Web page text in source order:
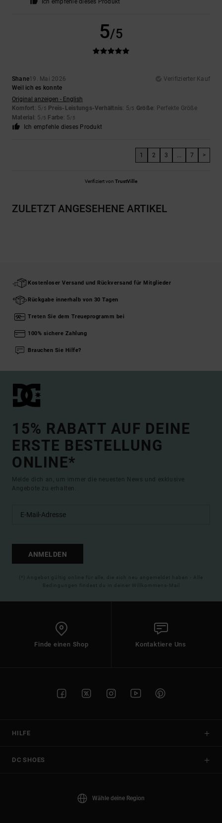
Ich empfehle dieses Produkt
5/5
Shane19. Mai 2026
Verifizierter Kauf
Weil ich es konnte
Original anzeigen - English
Komfort: 5/5 Preis-Leistungs-Verhältnis: 5/5 Größe: Perfekte Größe
Material : 5 /5 Farbe: 5/5
Ich empfehle dieses Produkt
1 2 3 ... 7 >
Verifiziert von TrustVille
ZULETZT ANGESEHENE ARTIKEL
Kostenloser Versand und Rückversand für Mitglieder
Rückgabe innerhalb von 30 Tagen
Treten Sie dem Treueprogramm bei
100% sichere Zahlung
Brauchen Sie Hilfe?
15% RABATT AUF DEINE
ERSTE BESTELLUNG
ONLINE*
Melde dich an, um immer die neuesten News und exklusive
Angebote zu erhalten.
ANMELDEN
(*) Angebot gültig online für alle, die sich neu angemeldet haben - Alle
Bedingungen findest du in deiner Willkommens-Mail
Finde einen Shop Kontaktiere Uns
HILFE
DC SHOES
Wähle deine Region